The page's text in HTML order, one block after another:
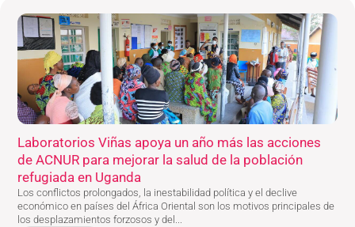
Laboratorios Viñas apoya un año más las acciones
de ACNUR para mejorar la salud de la población
refugiada en Uganda
Los conflictos prolongados, la inestabilidad política y el declive
económico en países del África Oriental son los motivos principales de
los desplazamientos forzosos y del...